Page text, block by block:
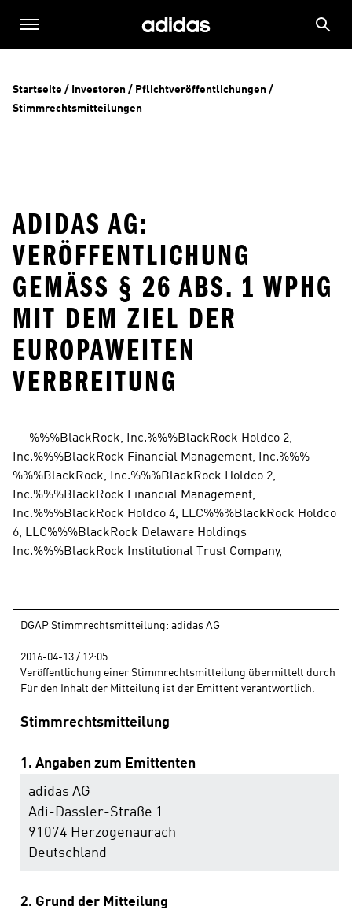
Startseite / Investoren / Pflichtveröffentlichungen
Stimmrechtsmitteilungen
ADIDAS AG:
VERÖFFENTLICHUNG
GEMÄSS § 26 ABS. 1 WPHG M
IT DEM ZIEL DER E
UROPAWEITEN V
ERBREITUNG
---%%%BlackRock, Inc.%%%BlackRock Holdco 2,
Inc.%%%BlackRock Financial Management, Inc.%%%---
%%%BlackRock, Inc.%%%BlackRock Holdco 2,
Inc.%%%BlackRock Financial Management,
Inc.%%%BlackRock Holdco 4, LLC%%%BlackRock Holdco
6, LLC%%%BlackRock Delaware Holdings
Inc.%%%BlackRock Institutional Trust Company,
DGAP Stimmrechtsmitteilung: adidas AG
2016-04-13 / 12:05
Veröffentlichung einer Stimmrechtsmitteilung übermittelt durch
Für den Inhalt der Mitteilung ist der Emittent verantwortlich.
Stimmrechtsmitteilung
1. Angaben zum Emittenten
adidas AG
Adi-Dassler-Straße 1
91074 Herzogenaurach
Deutschland
2. Grund der Mitteilung